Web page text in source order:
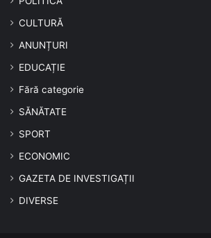
CULTURĂ
ANUNȚURI
EDUCAȚIE
Fără categorie
SĂNĂTATE
SPORT
ECONOMIC
GAZETA DE INVESTIGAȚII
DIVERSE